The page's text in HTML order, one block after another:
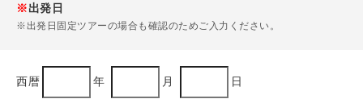
※出発日
※出発日固定ツアーの場合も確認のためご入力ください。
西暦 年 月 日